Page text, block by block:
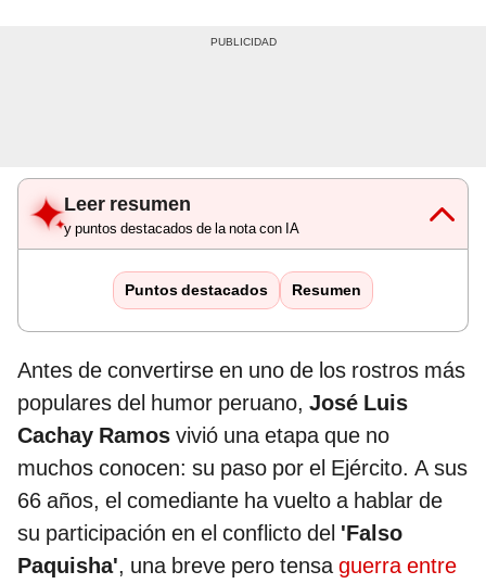
Leer resumen
y puntos destacados de la nota con IA
Puntos destacados Resumen
Antes de convertirse en uno de los rostros más
populares del humor peruano, José Luis
Cachay Ramos vivió una etapa que no
muchos conocen: su paso por el Ejército. A sus
66 años, el comediante ha vuelto a hablar de
su participación en el conflicto del 'Falso
Paquisha', una breve pero tensaguerra entre